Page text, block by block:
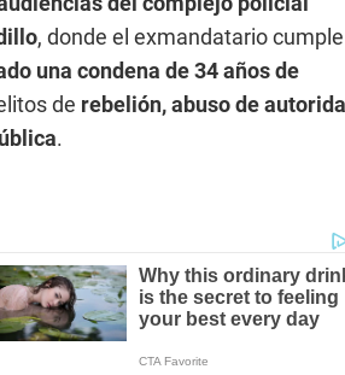
, donde el exmandatario cumple
una condena de 34 años de
de rebelión, abuso de
.